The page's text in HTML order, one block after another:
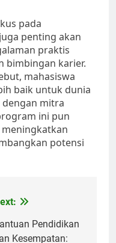
pada
penting akan
praktis
bimbingan karier.
mahasiswa
baik untuk dunia
mitra
ini pun
potensi
Pendidikan
Kesempatan: